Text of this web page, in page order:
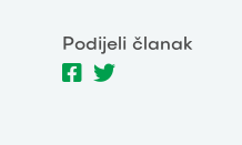
Podijeli članak